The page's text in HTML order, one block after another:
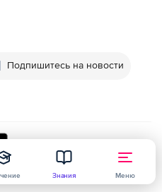
Знания Меню
Подпишитесь на новости
Договор оферты